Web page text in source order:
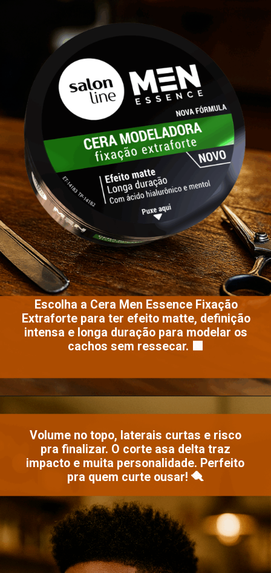
Escolha a Cera Men Essence Fixação
Extraforte para ter efeito matte, definição
intensa e longa duração para modelar os
cachos sem ressecar. 🟩
Opening https://www.salonline.com.br/cera-modeladora-men-essence-60g
Volume no topo, laterais curtas e risco
pra finalizar. O corte asa delta traz
impacto e muita personalidade. Perfeito
pra quem curte ousar! 🪮